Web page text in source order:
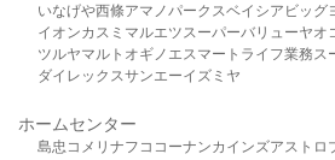
いなげや西條アマノパークスベイシア ビッグ
イオンカスミ マルエツスーパーバリューヤオ
ツルヤマルト オギノ エスマート ライフ業務ス
ダイレックスサンエーイズミヤ
ホームセンター
島忠 コメリ ナフコ コーナンカインズアストロ